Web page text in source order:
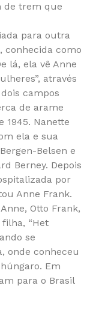
de trem que
para outra
conhecida como
lá, ela vê Anne
através
campos
de arame
1945. Nanette
ela e sua
Belsen e
Berney. Depois
por
Anne Frank.
Otto Frank,
“Het
se
onde conheceu
Em
para o Brasil